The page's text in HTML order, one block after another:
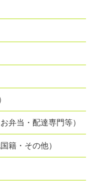
弁当・配達専門等）
籍・その他）